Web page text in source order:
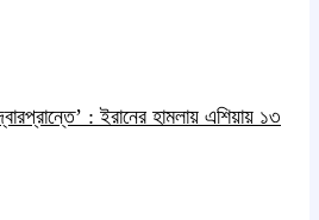
: ইরানের হামলায় এশিয়ায় ১৩